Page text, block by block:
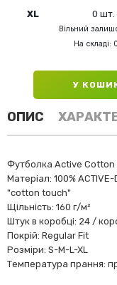
XL 0 шт.
Вільний
На складі:
У
ОПИС
Футболка Active Cotton
Матеріал: 100%
"cotton touch"
Щільність: 160 г/м²
Штук в коробці: 24 /
Покрій: Regular Fit
Розміри: S-M-L-XL
Температура прання: